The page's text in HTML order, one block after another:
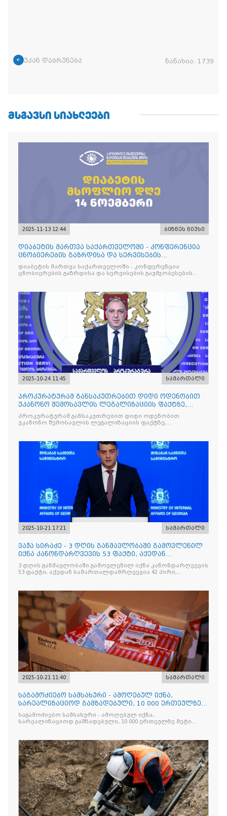
უკან დაბრუნება ნანახია: 1739
ᲛᲡᲒᲐᲕᲡᲘ ᲡᲘᲐᲮᲚᲔᲔᲑᲘ
2025-11-13 12:44 ბიზნეს ნიუსი
დიაბეტის მართვა საქართველოში - კონფერენცია
ცნობიერების გაზრდისა და სერვისების
გაუმჯობესების მიზნით
დიაბეტის მართვა საქართველოში - კონფერენცია
ცნობიერების გაზრდისა და სერვისების გაუმჯობესების
2025-10-24 11:45 სამართალი
პროკურატურამ განსაკუთრებით დიდი ოდენობით
უკანონო შემოსავლის ლეგალიზაციის ფაქტზე,
საქართველოს ყოფილ პ
პროკურატურამ განსაკუთრებით დიდი ოდენობით
უკანონო შემოსავლის ლეგალიზაციის ფაქტზე,
2025-10-21 17:21 სამართალი
ვაჟა სირაძე - 3 დღის განმავლობაში გამოვლენილ
იქნა კანონდარღვევის 53 ფაქტი, აქედან
სამართალდამრღვევია
3 დღის განმავლობაში გამოვლენილ იქნა კანონდარღვევის
53 ფაქტი, აქედან სამართალდამრღვევია 42 პირი,
2025-10-21 11:40 სამართალი
საგამოძიებო სამსახური - ამოღებულ იქნა,
სარეალიზაციოდ გამზადებული, 10 000 ერთეულზე
მეტი „Jacobs Monar
საგამოძიებო სამსახური - ამოღებულ იქნა,
სარეალიზაციოდ გამზადებული, 10 000 ერთეულზე მეტი
„Raffaello”-ს სასაქონლო ნიშნით უკანონო ნიშანდებული
ტკბილეული